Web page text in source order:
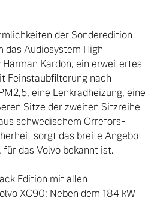
der Sonderedition
das Audiosystem High
Kardon, ein erweitertes
Feinstaubfilterung nach
eine Lenkradheizung, eine
Sitze der zweiten Sitzreihe
schwedischem Orrefors-
sorgt das breite Angebot
Edition mit allen
XC90: Neben dem 184 kW